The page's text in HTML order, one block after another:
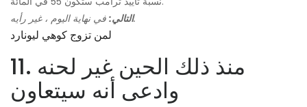
التالي:في نهاية اليوم ، غير رأيه.
لمن تزوج كوهي ليونارد
11. منذ ذلك الحين غير لحنه
وادعى أنه سيتعاون